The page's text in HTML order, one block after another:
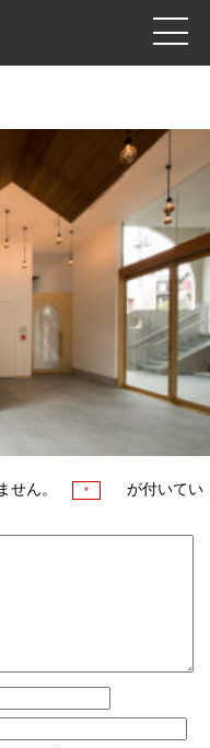
せん。 *
が付いてい